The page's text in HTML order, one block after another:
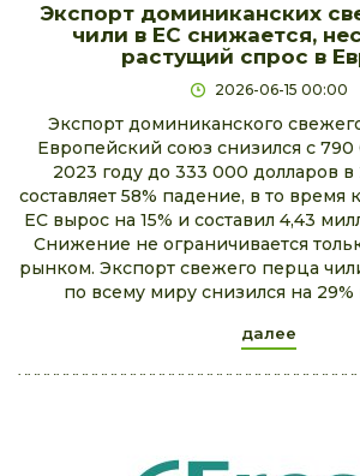
Экспорт доминиканских
чили в ЕС снижается,
растущий спрос в
2026-06-15 00:00
Экспорт доминиканского
Европейский союз снизился с 790
2023 году до 333 000 долларов в
составляет 58% падение, в то время
ЕС вырос на 15% и составил 4,43
Снижение не ограничивается
рынком. Экспорт свежего перца
по всему миру снизился на 29%
далее